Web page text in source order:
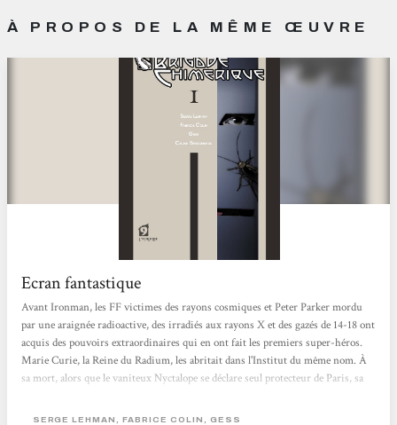
À PROPOS DE LA MÊME ŒUVRE
Ecran fantastique
Avant Ironman, les FF victimes des rayons cosmiques et Peter Parker mordu
par une araignée radioactive, des irradiés aux rayons X et des gazés de 14-18 ont
acquis des pouvoirs extraordinaires qui en ont fait les premiers super-héros.
Marie Curie, la Reine du Radium, les abritait dans l'Institut du même nom. À
sa mort, alors que le vaniteux Nyctalope se déclare seul protecteur de Paris, sa
aux surhommes en armure de Nous Autres, le groupe moscovite dirigé par le
SERGE LEHMAN, FABRICE COLIN, GESS